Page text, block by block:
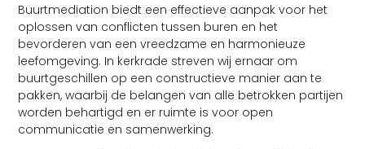
Buurtmediation biedt een effectieve aanpak voor het
oplossen van conflicten tussen buren en het
bevorderen van een vreedzame en harmonieuze
leefomgeving. In kerkrade streven wij ernaar om
buurtgeschillen op een constructieve manier aan te
pakken, waarbij de belangen van alle betrokken partijen
worden behartigd en er ruimte is voor open
communicatie en samenwerking.